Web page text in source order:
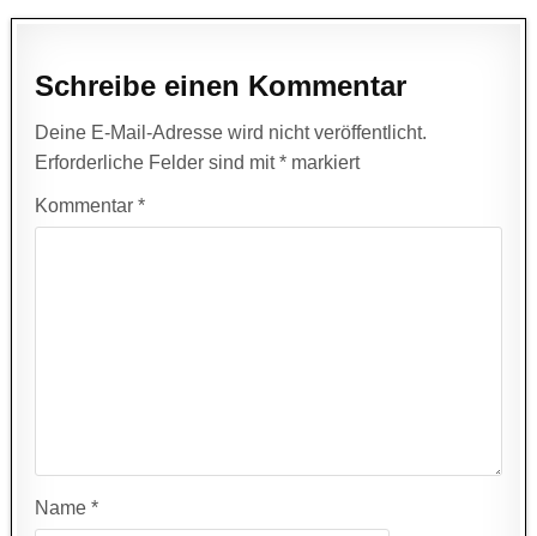
Schreibe einen Kommentar
Deine E-Mail-Adresse wird nicht veröffentlicht.
Erforderliche Felder sind mit* markiert
Kommentar*
Name*